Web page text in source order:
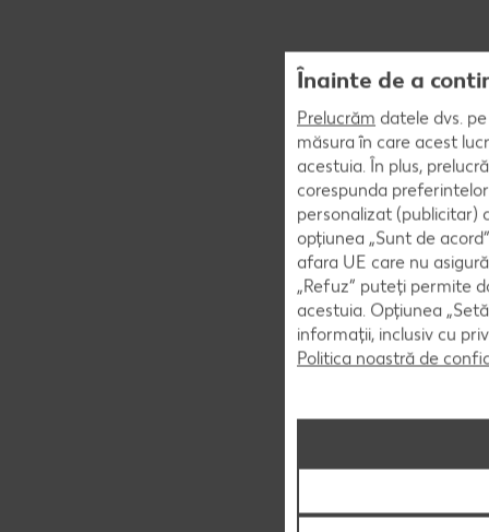
Înainte de a
Prelucrăm datele dvs.
măsura în care acest
acestuia. În plus,
corespunda
personalizat (publicitar)
opțiunea „Sunt de
afara UE care nu
„Refuz” puteți permite
acestuia. Opțiunea
informații, inclusiv cu
Politica noastră de